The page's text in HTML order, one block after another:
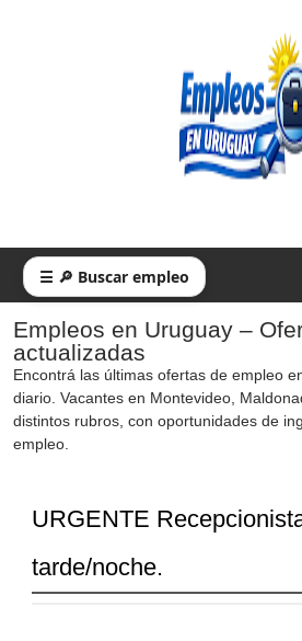
☰ 🔎 Buscar empleo
Empleos en Uruguay –
actualizadas
Encontrá las últimas ofertas de empleo
diario. Vacantes en Montevideo,
distintos rubros, con oportunidades de
empleo.
URGENTE
tarde/noche.